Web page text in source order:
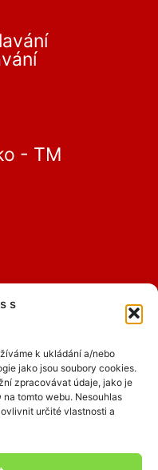
s
k ukládání a/nebo
jako jsou soubory cookies.
zpracovávat údaje, jako je
tomto webu. Nesouhlas
určité vlastnosti a
- TM